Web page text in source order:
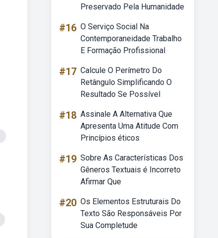
Preservado Pela Humanidade
#16 O Serviço Social Na
Contemporaneidade Trabalho
E Formação Profissional
#17 Calcule O Perímetro Do
Retângulo Simplificando O
Resultado Se Possível
#18 Assinale A Alternativa Que
Apresenta Uma Atitude Com
Princípios éticos
#19 Sobre As Características Dos
Gêneros Textuais é Incorreto
Afirmar Que
#20 Os Elementos Estruturais Do
Texto São Responsáveis Por
Sua Completude